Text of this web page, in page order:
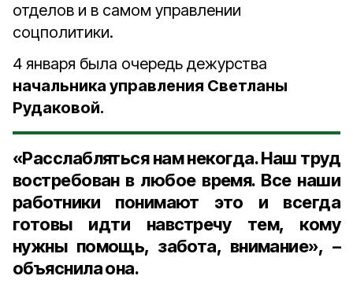
отделов и в самом управлении
соцполитики.
4 января была очередь дежурства
начальника управления Светланы
Рудаковой.
«Расслабляться нам некогда. Наш труд
востребован в любое время. Все наши
работники понимают это и всегда
готовы идти навстречу тем, кому
нужны помощь, забота, внимание», –
объяснила она.